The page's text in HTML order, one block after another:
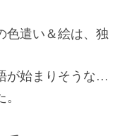
色遣い＆絵は、独
が始まりそうな…